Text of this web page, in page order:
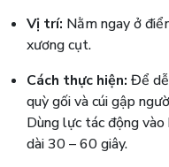
Vị trí: Nằm ngay ở
xương cụt.
Cách thực hiện: Để
quỳ gối và cúi gập
Dùng lực tác động
dài 30 – 60 giây.